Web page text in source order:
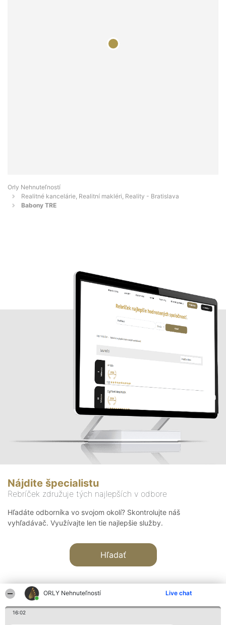
ORLY Nehnuteľností Live chat
16:02
Orly Nehnuteľností
Realitné kancelárie, Realitní makléri, Reality - Bratislava
Babony TRE
Nájdite špecialistu
Rebríček združuje tých najlepších v odbore
Hľadáte odborníka vo svojom okolí? Skontrolujte náš
vyhľadávač. Využívajte len tie najlepšie služby.
Hľadať